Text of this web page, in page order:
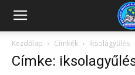
Kazincbarcikai
Pollack
Kezdőlap Címkék Iksolagyűlés
Címke: